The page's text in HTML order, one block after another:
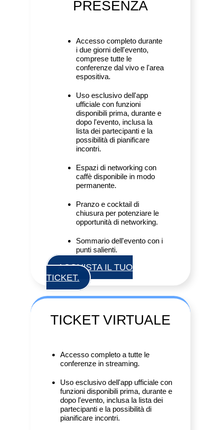
PRESENZA
Accesso completo durante
i due giorni dell'evento,
comprese tutte le
conferenze dal vivo e l'area
espositiva.
Uso esclusivo dell'app
ufficiale con funzioni
disponibili prima, durante e
dopo l'evento, inclusa la
lista dei partecipanti e la
possibilità di pianificare
incontri.
Espazi di networking con
caffè disponibile in modo
permanente.
Pranzo e cocktail di
chiusura per potenziare le
opportunità di networking.
Sommario dell'evento con i
punti salienti.
ACQUISTA IL TUO
TICKET.
TICKET VIRTUALE
Accesso completo a tutte le
conferenze in streaming.
Uso esclusivo dell'app ufficiale con
funzioni disponibili prima, durante e
dopo l'evento, inclusa la lista dei
partecipanti e la possibilità di
pianificare incontri.